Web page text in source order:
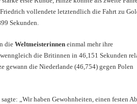
vollendete letztendlich die Fahrt zu
Sekunden.
die Weltmeisterinneneinmal mehr ihre
die Britinnen in 46,151 Sekunden
gewann die Niederlande (46,754) gegen Polen
sagte: „Wir haben Gewohnheiten, einen festen